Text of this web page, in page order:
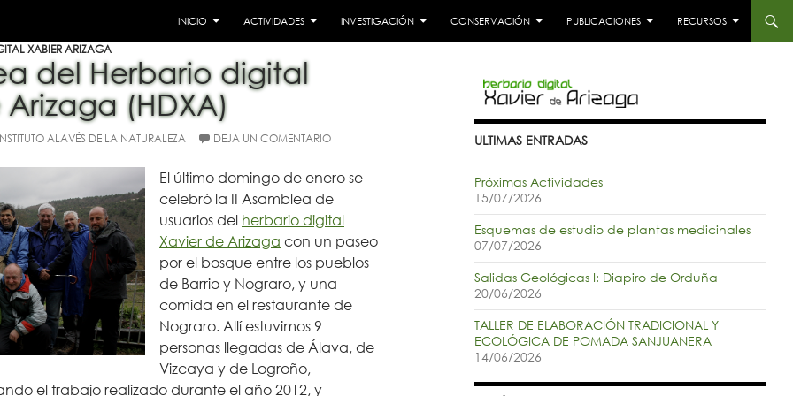
INICIO
ACTIVIDADES INVESTIGACIÓN CONSERVACIÓN PUBLICACIONES RECURSOS
XABIER ARIZAGA
del Herbario digital
(HDXA)
ALAVÉS DE LA NATURALEZA DEJA UN COMENTARIO
El último domingo de enero se
celebró la II Asamblea de
usuarios del herbario digital
Xavier de Arizaga con un paseo
por el bosque entre los pueblos
de Barrio y Nograro, y una
comida en el restaurante de
Nograro. Allí estuvimos 9
personas llegadas de Álava, de
Vizcaya y de Logroño,
el trabajo realizado durante el año 2012, y
ULTIMAS ENTRADAS
Próximas Actividades
15/07/2026
Esquemas de estudio de plantas medicinales
07/07/2026
Salidas Geológicas I: Diapiro de Orduña
20/06/2026
TALLER DE ELABORACIÓN TRADICIONAL Y
ECOLÓGICA DE POMADA SANJUANERA
14/06/2026